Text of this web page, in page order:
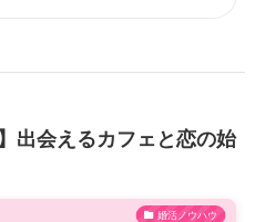
出会えるカフェと恋の始
婚活ノウハウ